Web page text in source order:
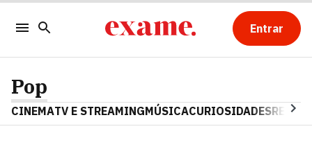
Entrar
Pop
CINEMATV E STREAMINGMÚSICACURIOSIDADES